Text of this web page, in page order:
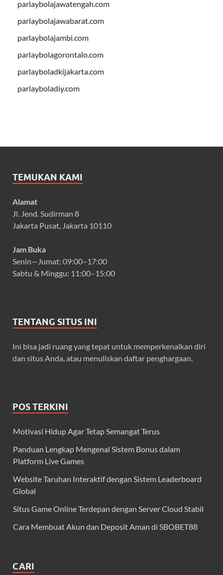
parlaybolajawatengah.com
parlaybolajawabarat.com
parlaybolajambi.com
parlaybolagorontalo.com
parlayboladkijakarta.com
parlayboladiy.com
TEMUKAN KAMI
Alamat
Jl. Jend. Sudirman 8
Jakarta Pusat, Jakarta 10110
Jam Buka
Senin—Jumat: 09:00–17:00
Sabtu & Minggu: 11:00–15:00
TENTANG SITUS INI
Ini bisa jadi ruang yang tepat untuk memperkenalkan diri
dan situs Anda, atau menuliskan daftar penghargaan.
POS TERKINI
Motivasi Hidup Agar Tetap Semangat Terus
Panduan Lengkap Mengenal Sistem Bonus dalam
Platform Live Games
Website Taruhan Interaktif dengan Sistem Leaderboard
Global
Situs Game Online Terdepan dengan Server Cloud Stabil
Cara Membuat Akun dan Deposit Aman di SBOBET88
CARI